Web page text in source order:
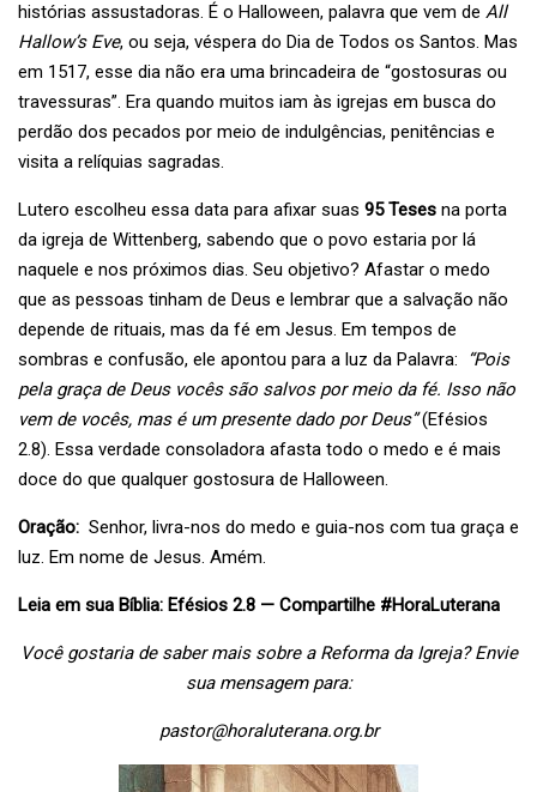
histórias assustadoras. É o Halloween, palavra que vem de All
Hallow’s Eve, ou seja, véspera do Dia de Todos os Santos. Mas
em 1517, esse dia não era uma brincadeira de “gostosuras ou
travessuras”. Era quando muitos iam às igrejas em busca do
perdão dos pecados por meio de indulgências, penitências e
visita a relíquias sagradas.
Lutero escolheu essa data para afixar suas 95 Teses na porta
da igreja de Wittenberg, sabendo que o povo estaria por lá
naquele e nos próximos dias. Seu objetivo? Afastar o medo
que as pessoas tinham de Deus e lembrar que a salvação não
depende de rituais, mas da fé em Jesus. Em tempos de
sombras e confusão, ele apontou para a luz da Palavra:
“Pois
pela graça de Deus vocês são salvos por meio da fé. Isso não
vem de vocês, mas é um presente dado por Deus”(Efésios
2.8). Essa verdade consoladora afasta todo o medo e é mais
doce do que qualquer gostosura de Halloween.
Oração: Senhor, livra-nos do medo e guia-nos com tua graça e
luz. Em nome de Jesus. Amém.
Leia em sua Bíblia: Efésios 2.8 — Compartilhe #HoraLuterana
Você gostaria de saber mais sobre a Reforma da Igreja? Envie
sua mensagem para:
pastor@horaluterana.org.br